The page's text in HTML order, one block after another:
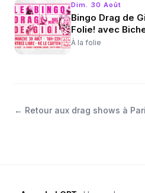
Dim. 30 Août
Bingo Drag de
Folie! avec
À la folie
← Retour aux drag shows à